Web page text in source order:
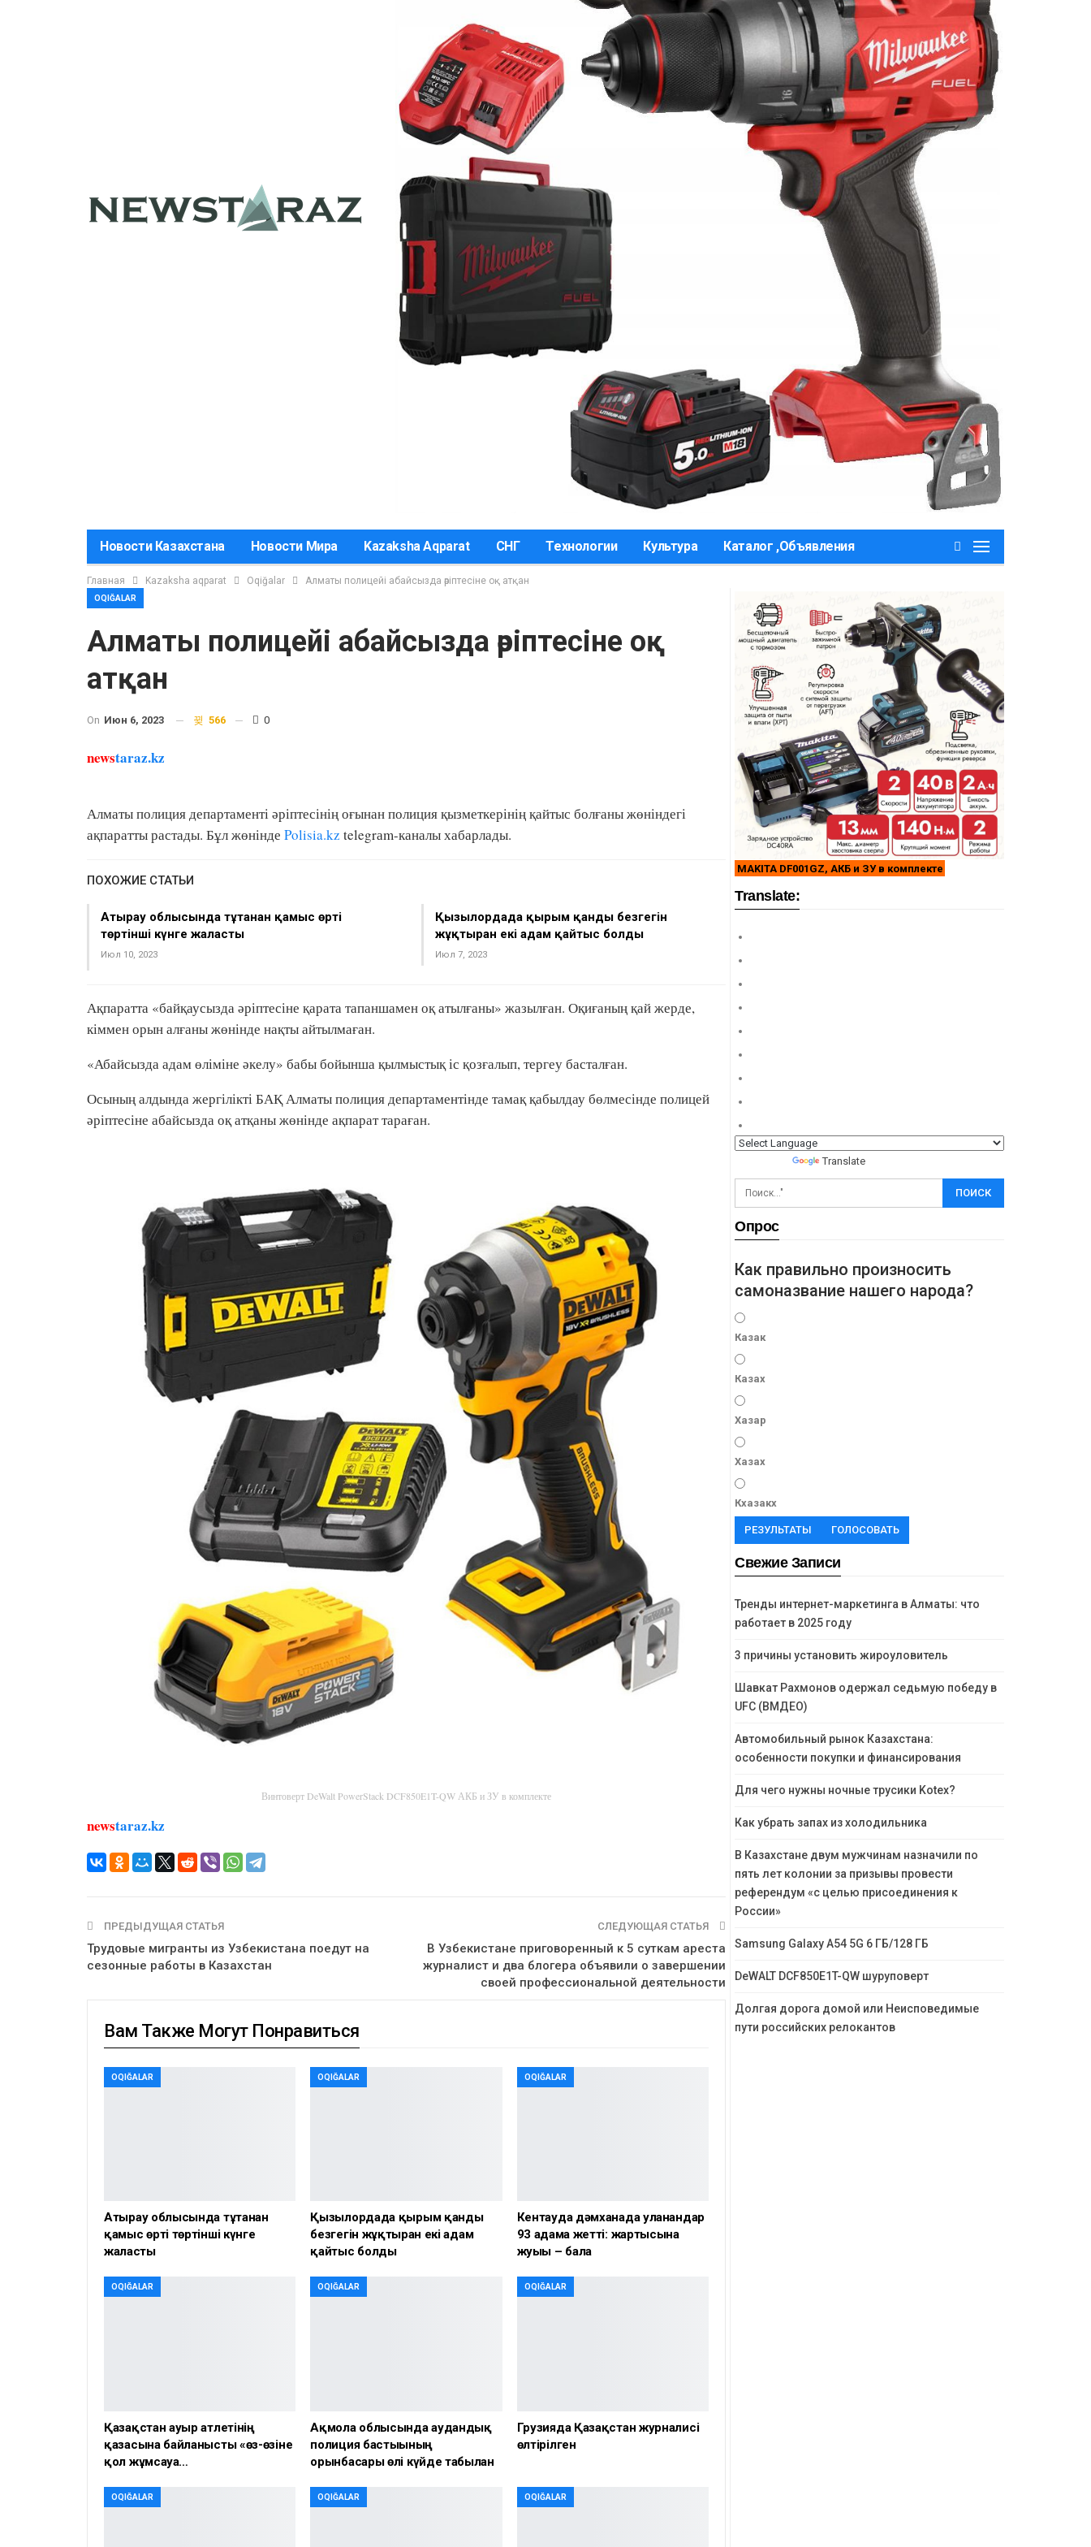
Новости Казахстана Новости Мира Kazaksha Aqparat СНГ Технологии Культура Каталог ,Объявления
Главная Kazaksha aqparat Oqiğalar Алматы полицейі абайсызда әріптесіне оқ атқан
OQIĞALAR
Алматы полицейі абайсызда әріптесіне оқ
атқан
On Июн 6, 2023 566 0
newstaraz.kz
Алматы полиция департаменті әріптесінің оғынан полиция қызметкерінің қайтыс болғаны жөніндегі
ақпаратты растады. Бұл жөнінде Polisia.kz telegrаm-каналы хабарлады.
ПОХОЖИЕ СТАТЬИ
Атырау облысында тұтанған қамыс өрті
төртінші күнге жалғасты
Июл 10, 2023
Қызылордада қырым қанды безгегін
жұқтырған екі адам қайтыс болды
Июл 7, 2023
Ақпаратта «байқаусызда әріптесіне қарата тапаншамен оқ атылғаны» жазылған. Оқиғаның қай жерде,
кіммен орын алғаны жөнінде нақты айтылмаған.
«Абайсызда адам өліміне әкелу» бабы бойынша қылмыстық іс қозғалып, тергеу басталған.
Осының алдында жергілікті БАҚ Алматы полиция департаментінде тамақ қабылдау бөлмесінде полицей
әріптесіне абайсызда оқ атқаны жөнінде ақпарат тараған.
Винтоверт DeWalt PowerStack DCF850E1T-QW АКБ и ЗУ в комплекте
newstaraz.kz
ПРЕДЫДУЩАЯ СТАТЬЯ
Трудовые мигранты из Узбекистана поедут на
сезонные работы в Казахстан
СЛЕДУЮЩАЯ СТАТЬЯ
В Узбекистане приговоренный к 5 суткам ареста
журналист и два блогера объявили о завершении
своей профессиональной деятельности
Вам Также Могут Понравиться
OQIĞALAR
Атырау облысында тұтанған
қамыс өрті төртінші күнге
жалғасты
OQIĞALAR
Қызылордада қырым қанды
безгегін жұқтырған екі адам
қайтыс болды
OQIĞALAR
Кентауда дәмханада уланғандар
93 адамға жетті: жартысына
жуығы – бала
OQIĞALAR
Қазақстан ауыр атлетінің
қазасына байланысты «өз-өзіне
қол жұмсауға…
OQIĞALAR
Ақмола облысында аудандық
полиция бастығының
орынбасары өлі күйде табылған
OQIĞALAR
Грузияда Қазақстан журналисі
өлтірілген
OQIĞALAR OQIĞALAR OQIĞALAR
MAKITA DF001GZ, АКБ и ЗУ в комплекте
Translate:
Translate
Опрос
Как правильно произносить
самоназвание нашего народа?
Казак
Казах
Хазар
Хазах
Кхазакх
РЕЗУЛЬТАТЫ ГОЛОСОВАТЬ
Свежие Записи
Тренды интернет-маркетинга в Алматы: что
работает в 2025 году
3 причины установить жироуловитель
Шавкат Рахмонов одержал седьмую победу в
UFC (ВМДЕО)
Автомобильный рынок Казахстана:
особенности покупки и финансирования
Для чего нужны ночные трусики Kotex?
Как убрать запах из холодильника
В Казахстане двум мужчинам назначили по
пять лет колонии за призывы провести
референдум «с целью присоединения к
России»
Samsung Galaxy A54 5G 6 ГБ/128 ГБ
DeWALT DCF850E1T-QW шуруповерт
Долгая дорога домой или Неисповедимые
пути российских релокантов